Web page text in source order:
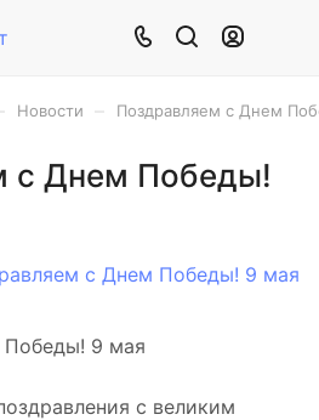
Новости Поздравляем с Днем
с Днем Победы!
9 мая
с великим